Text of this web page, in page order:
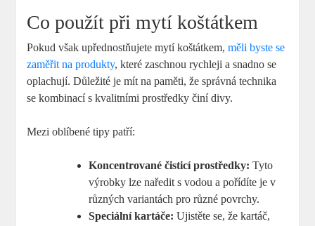
Co použít při mytí koštátkem
Pokud však upřednostňujete mytí koštátkem,měli byste se
zaměřit na produkty, které zaschnou rychleji a snadno se
oplachují. Důležité je mít na paměti, že správná technika
se kombinací s kvalitními prostředky činí divy.
Mezi oblíbené tipy patří:
Koncentrované čisticí prostředky: Tyto
výrobky lze naředit s vodou a pořídíte je v
různých variantách pro různé povrchy.
Speciální kartáče: Ujistěte se, že kartáč,